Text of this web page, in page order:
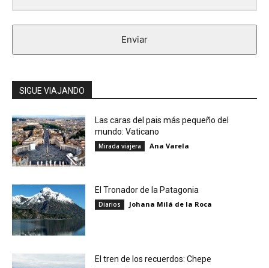
Enviar
SIGUE VIAJANDO
Las caras del pais más pequeño del
mundo: Vaticano
Mirada viajera Ana Varela
El Tronador de la Patagonia
Diarios Johana Milá de la Roca
El tren de los recuerdos: Chepe